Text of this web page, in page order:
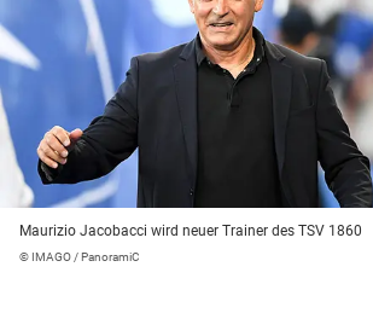
Maurizio Jacobacci wird neuer Trainer des TSV 1860
© IMAGO / PanoramiC